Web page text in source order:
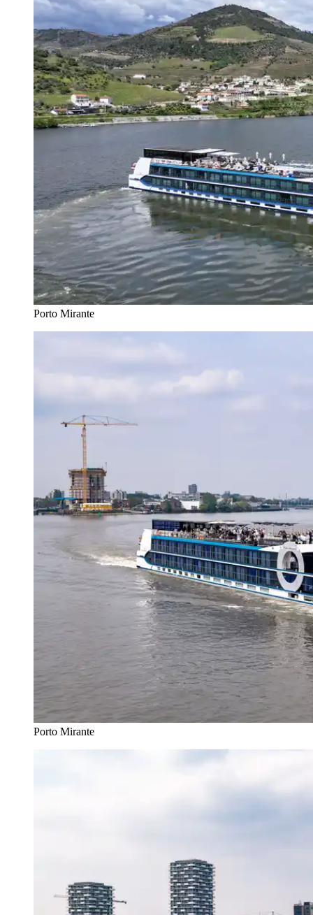
Porto Mirante
Porto Mirante